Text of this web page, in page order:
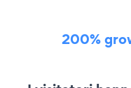
200%